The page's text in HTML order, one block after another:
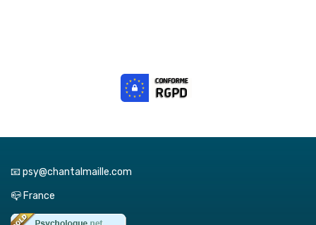
📧 psy@chantalmaille.com
📪 France